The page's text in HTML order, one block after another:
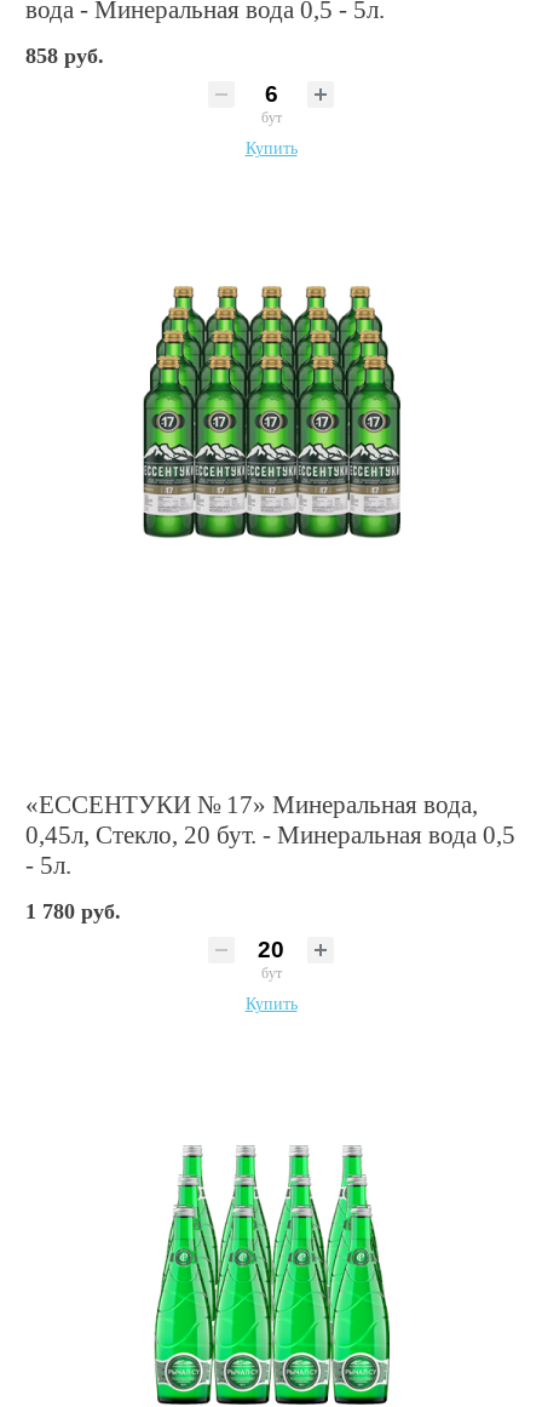
вода - Минеральная вода 0,5 - 5л.
858 руб.
бут
Купить
«ЕССЕНТУКИ № 17» Минеральная вода,
0,45л, Стекло, 20 бут. - Минеральная вода 0,5
- 5л.
1 780 руб.
бут
Купить